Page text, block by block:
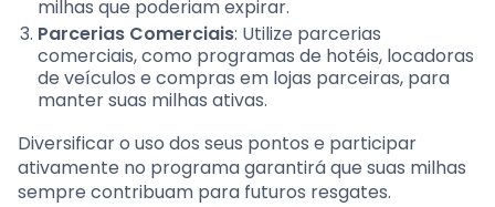
milhas que poderiam expirar.
Parcerias Comerciais: Utilize parcerias
comerciais, como programas de hotéis, locadoras
de veículos e compras em lojas parceiras, para
manter suas milhas ativas.
Diversificar o uso dos seus pontos e participar
ativamente no programa garantirá que suas milhas
sempre contribuam para futuros resgates.